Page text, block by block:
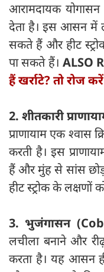
आरामदायक
देता है। इस आसन में
सकते हैं और हीट
पा सकते हैं। ALSO
हैं खर्राटे? तो रोज
2. शीतकारी
प्राणायाम एक श्वास
करती है। इस
हैं और मुंह से सांस
हीट स्ट्रोक के
3. भुजंगासन
लचीला बनाने और
करता है। यह आसन